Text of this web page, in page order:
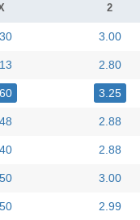
2
3.00
2.80
3.25
2.88
2.88
3.00
2.99